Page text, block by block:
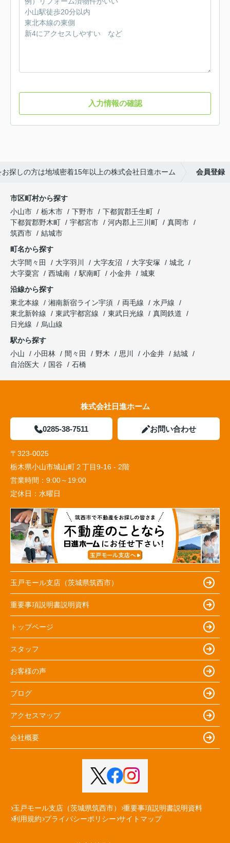
入力情報の確認
探しの方は地域密着15年以上の株式会社日進ホーム 会員登録
市区町村から探す
小山市
栃木市 下野市
下都賀郡壬生町
下都賀郡野木町
宇都宮市 河内郡上三川町
真岡市
筑西市
結城市
町名から探す
大字間々田
大字羽川 大字友沼 大字安塚
城北
大字粟宮
西城南 駅南町 小金井
城東
沿線から探す
東北本線
湘南新宿ライン宇須 両毛線
水戸線
東北新幹線
東武宇都宮線 東武日光線
真岡鉄道
日光線
烏山線
駅から探す
小山
小田林 間々田 野木 思川 小金井
結城
自治医大
国谷 石橋
株式会社日進ホーム
0285-38-7511 お問い合わせ
〒323-0025
栃木県小山市城山町２丁目9-16 - 2階
営業時間： 9:00～19:00
定休日： 水曜日
玉戸モール支店（茨城県筑西市）
重要事項説明書説明資料
トップページ
スタッフ
お客様の声
ブログ
アクセスマップ
会社概要
玉戸モール支店（茨城県筑西市）
重要事項説明書説明資料
利用規約 プライバシーポリシー サイトマップ